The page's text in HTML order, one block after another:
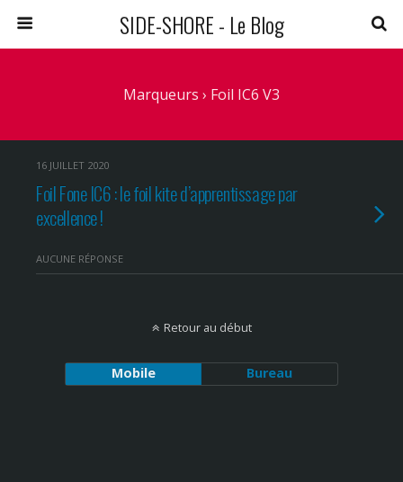
SIDE-SHORE - Le Blog
Marqueurs › Foil IC6 V3
16 JUILLET 2020
Foil Fone IC6 : le foil kite d’apprentissage par
excellence !
AUCUNE RÉPONSE
Retour au début
Mobile Bureau